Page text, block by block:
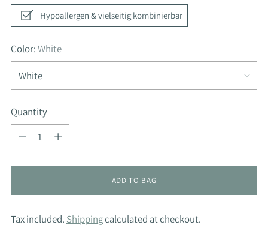
Hypoallergen & vielseitig kombinierbar
Color:White
Quantity
Quantity
ADD TO BAG
Tax included. Shippingcalculated at checkout.